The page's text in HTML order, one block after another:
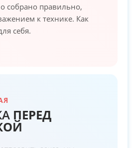
собрано правильно,
к технике. Как
себя.
ПЕРЕД